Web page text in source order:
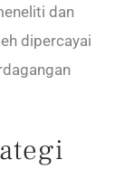
dan
dipercayai